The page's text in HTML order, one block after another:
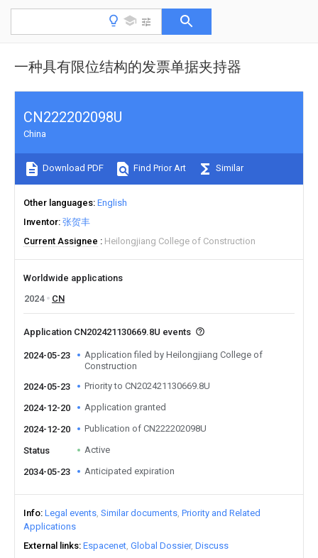
一种具有限位结构的发票单据夹持器
CN222202098U
China
Download PDF Find Prior Art Similar
Other languages English
Inventor 张贺丰
Current Assignee
Heilongjiang College of Construction
Worldwide applications
2024
CN
Application CN202421130669.8U events
2024-05-23
Application filed by Heilongjiang College of
Construction
2024-05-23
Priority to CN202421130669.8U
2024-12-20 Application granted
2024-12-20 Publication of CN222202098U
Status Active
2034-05-23 Anticipated expiration
Info Legal events Similar documents Priority and Related
Applications
External links Espacenet Global Dossier Discuss